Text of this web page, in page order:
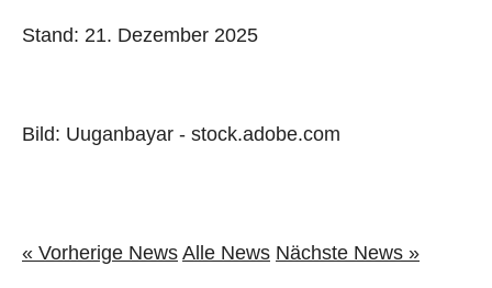
Stand: 21. Dezember 2025
Bild: Uuganbayar - stock.adobe.com
« Vorherige News Alle News Nächste News »